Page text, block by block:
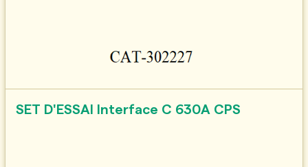
SET D'ESSAI Interface C 630A CPS